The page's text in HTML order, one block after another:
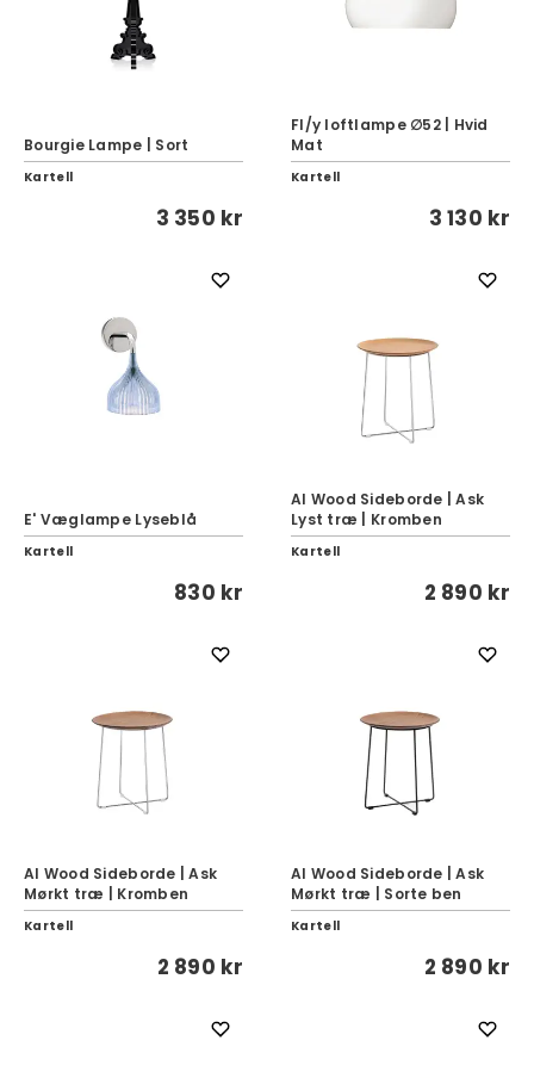
Bourgie Lampe | Sort
Kartell
3 350 kr
Fl/y loftlampe ∅52 | Hvid
Mat
Kartell
3 130 kr
E' Væglampe Lyseblå
Kartell
830 kr
Al Wood Sideborde | Ask
Lyst træ | Kromben
Kartell
2 890 kr
Al Wood Sideborde | Ask
Mørkt træ | Kromben
Kartell
2 890 kr
Al Wood Sideborde | Ask
Mørkt træ | Sorte ben
Kartell
2 890 kr